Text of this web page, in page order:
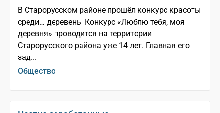
В Старорусском районе прошёл конкурс красоты
среди… деревень. Конкурс «Люблю тебя, моя
деревня» проводится на территории
Старорусского района уже 14 лет. Главная его
зад...
Общество